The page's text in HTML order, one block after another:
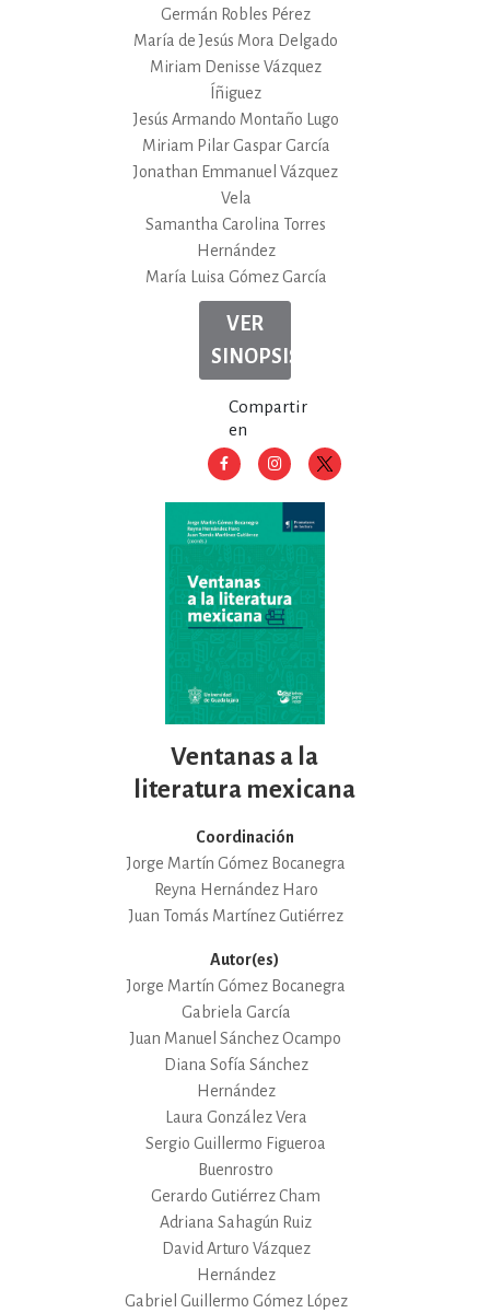
Germán Robles Pérez
María de Jesús Mora Delgado
Miriam Denisse Vázquez
Íñiguez
Jesús Armando Montaño Lugo
Miriam Pilar Gaspar García
Jonathan Emmanuel Vázquez
Vela
Samantha Carolina Torres
Hernández
María Luisa Gómez García
VER
SINOPSIS
Compartir
en
Ventanas a la
literatura mexicana
Coordinación
Jorge Martín Gómez Bocanegra
Reyna Hernández Haro
Juan Tomás Martínez Gutiérrez
Autor(es)
Jorge Martín Gómez Bocanegra
Gabriela García
Juan Manuel Sánchez Ocampo
Diana Sofía Sánchez
Hernández
Laura González Vera
Sergio Guillermo Figueroa
Buenrostro
Gerardo Gutiérrez Cham
Adriana Sahagún Ruiz
David Arturo Vázquez
Hernández
Gabriel Guillermo Gómez López